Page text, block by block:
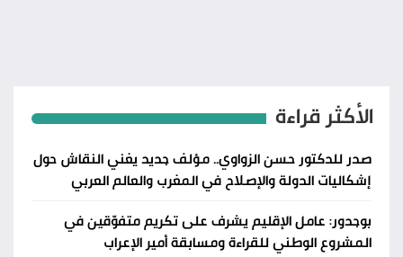
الأكثر قراءة
صدر للدكتور حسن الزواوي.. مؤلف جديد يغني النقاش حول
إشكاليات الدولة والإصلاح في المغرب والعالم العربي
بوجدور: عامل الإقليم يشرف على تكريم متفوّقين في
المشروع الوطني للقراءة ومسابقة أمير الإعراب